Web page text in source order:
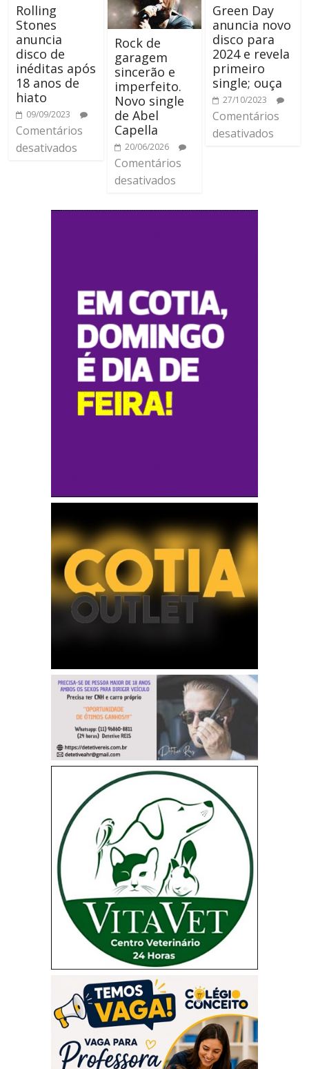
Rolling
Stones
anuncia
disco de
inéditas após
18 anos de
hiato
09/09/2023
Comentários
desativados
Rock de
garagem
sincerão e
imperfeito.
Novo single
de Abel
Capella
20/06/2026
Comentários
desativados
Green Day
anuncia novo
disco para
2024 e revela
primeiro
single; ouça
27/10/2023
Comentários
desativados